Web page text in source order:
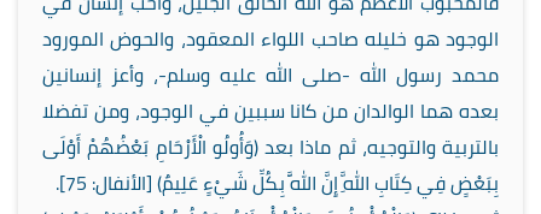
الوجود هو خليله صاحب اللواء المعقود، والحوض المورود
محمد رسول الله -صلى الله عليه وسلم-، وأعز إنسانين
بعده هما الوالدان من كانا سببين في الوجود، ومن تفضلا
بالتربية والتوجيه، ثم ماذا بعد (وَأُولُو الْأَرْحَامِ بَعْضُهُمْ أَوْلَى
بِبَعْضٍ فِي كِتَابِ اللَّهِ إِنَّ اللَّهَ بِكُلِّ شَيْءٍ عَلِيمٌ) [الأنفال: 75].